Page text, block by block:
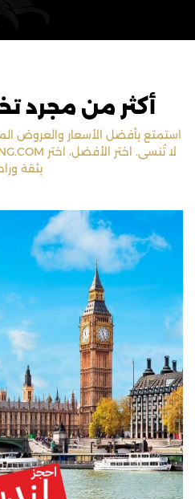
أكثر من مجرد
استمتع بأفضل الأسعار والعروض
بثقة